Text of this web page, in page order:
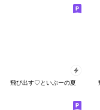
飛び出す♡といぷーの夏